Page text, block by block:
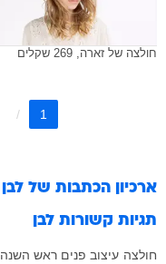
חולצה של זארה, 269 שקלים
1
ארכיון הכתבות של לבן
תגיות קשורות לבן
חולצה עיצוב פנים ראש השנה